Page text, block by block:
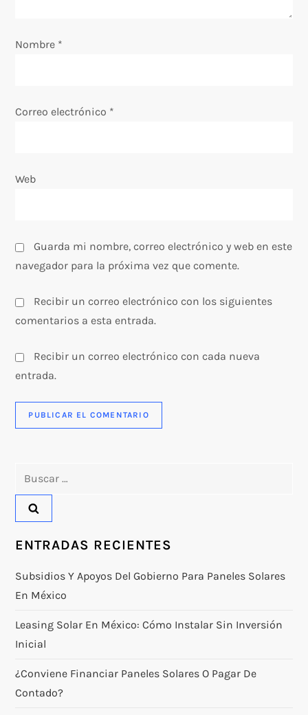
n
r
d
s
Nombre *
Correo electrónico *
Web
Guarda mi nombre, correo electrónico y web en este
navegador para la próxima vez que comente.
Recibir un correo electrónico con los siguientes
comentarios a esta entrada.
Recibir un correo electrónico con cada nueva
entrada.
ENTRADAS RECIENTES
Subsidios Y Apoyos Del Gobierno Para Paneles Solares
En México
Leasing Solar En México: Cómo Instalar Sin Inversión
Inicial
¿Conviene Financiar Paneles Solares O Pagar De
Contado?